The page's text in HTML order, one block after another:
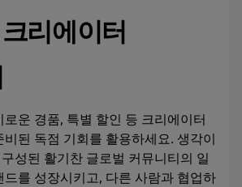
리에이터
운 경품, 특별 할인 등 크리에이터
된 독점 기회를 활용하세요. 생각이
성된 활기찬 글로벌 커뮤니티의 일
드를 성장시키고, 다른 사람과 협업하